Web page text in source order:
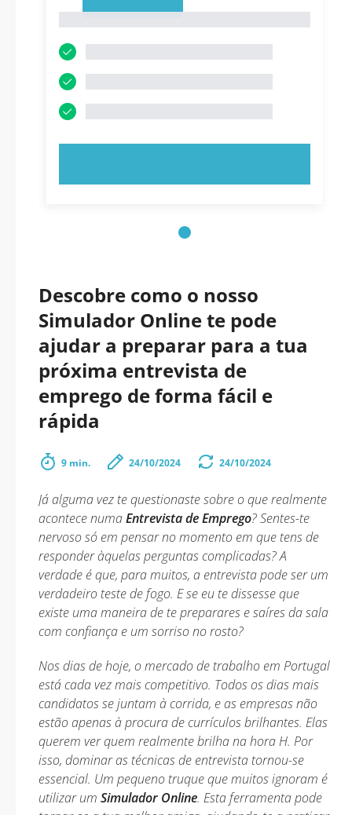
Descobre como o nosso
Simulador Online te pode
ajudar a preparar para a tua
próxima entrevista de
emprego de forma fácil e
rápida
9 min. 24/10/2024 24/10/2024
Já alguma vez te questionaste sobre o que realmente
acontece numaEntrevista de Emprego? Sentes-te
nervoso só em pensar no momento em que tens de
responder àquelas perguntas complicadas? A
verdade é que, para muitos, a entrevista pode ser um
verdadeiro teste de fogo. E se eu te dissesse que
existe uma maneira de te preparares e saíres da sala
com confiança e um sorriso no rosto?
Nos dias de hoje, o mercado de trabalho em Portugal
está cada vez mais competitivo. Todos os dias mais
candidatos se juntam à corrida, e as empresas não
estão apenas à procura de currículos brilhantes. Elas
querem ver quem realmente brilha na hora H. Por
isso, dominar as técnicas de entrevista tornou-se
essencial. Um pequeno truque que muitos ignoram é
utilizar um Simulador Online. Esta ferramenta pode